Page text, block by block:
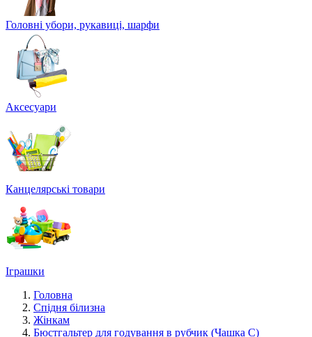
Головні убори, рукавиці, шарфи
Аксесуари
Канцелярські товари
Іграшки
Головна
Спідня білизна
Жінкам
Бюстгальтер для годування в рубчик (Чашка С)